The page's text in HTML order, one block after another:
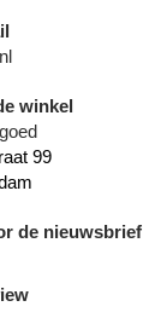
winkel
99
de nieuwsbrief